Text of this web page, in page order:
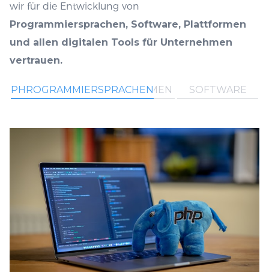
wir für die Entwicklung von
Programmiersprachen, Software, Plattformen
und allen digitalen Tools für Unternehmen
vertrauen.
PHROGRAMMIERSPRACHEN
PLATAFORMEN SOFTWARE